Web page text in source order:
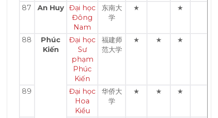
87 An Huy Đại học
Đông
Nam
东南大
学
★ ★
88
Phúc
Kiến
Đại học
Sư
phạm
Phúc
Kiến
福建师
范大学
★ ★ ★
89
Đại học
Hoa
Kiều
华侨大
学
★ ★ ★